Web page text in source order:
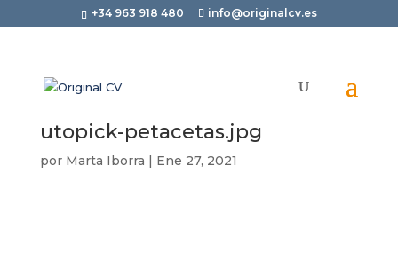
+34 963 918 480 info@originalcv.es
utopick-petacetas.jpg
por Marta Iborra | Ene 27, 2021